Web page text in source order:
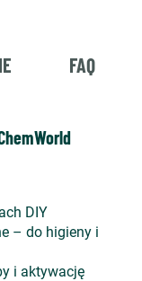
FAQ
DIY
– do higieny i
i aktywację